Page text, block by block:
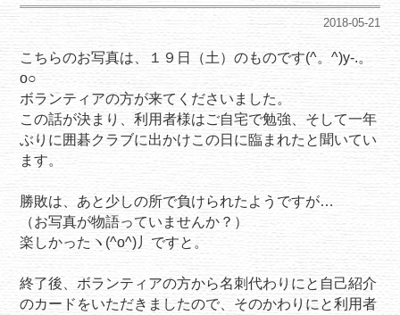
2018-05-21
こちらのお写真は、１９日（土）のものです(^。^)y-.。
o○
ボランティアの方が来てくださいました。
この話が決まり、利用者様はご自宅で勉強、そして一年
ぶりに囲碁クラブに出かけこの日に臨まれたと聞いてい
ます。
勝敗は、あと少しの所で負けられたようですが…
（お写真が物語っていませんか？）
楽しかったヽ(^o^)丿ですと。
終了後、ボランティアの方から名刺代わりにと自己紹介
のカードをいただきましたので、そのかわりにと利用者